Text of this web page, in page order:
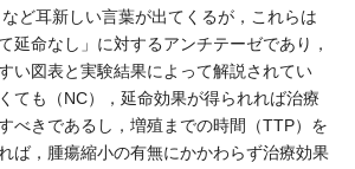
ど耳新しい言葉が出てくるが，これらは
延命なし」に対するアンチテーゼであり，
い図表と実験結果によって解説されてい
ても（NC），延命効果が得られれば治療
べきであるし，増殖までの時間（TTP）を
ば，腫瘍縮小の有無にかかわらず治療効果